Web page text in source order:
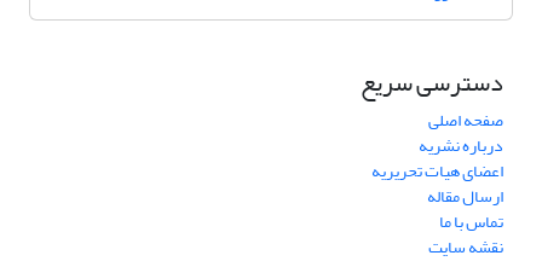
دسترسی سریع
صفحه اصلی
درباره نشریه
اعضای هیات تحریریه
ارسال مقاله
تماس با ما
نقشه سایت